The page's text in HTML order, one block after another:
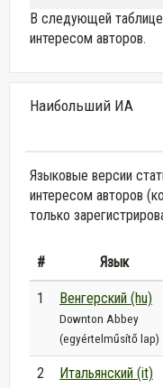
В следующей
интересом авторов.
Наибольший ИА
Языковые версии
интересом авторов
только
# Язык
1 Венгерский (hu)
Downton Abbey
(egyértelműsítő lap)
2 Итальянский (it)